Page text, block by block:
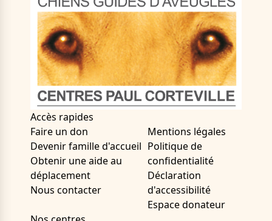
Accès rapides
Faire un don
Devenir famille d'accueil
Obtenir une aide au
déplacement
Nous contacter
Mentions légales
Politique de
confidentialité
Déclaration
d'accessibilité
Espace donateur